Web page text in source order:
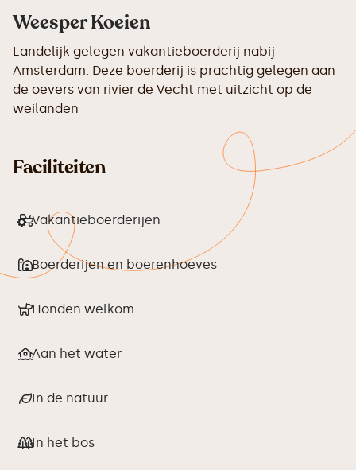
Weesper Koeien
Landelijk gelegen vakantieboerderij nabij
Amsterdam. Deze boerderij is prachtig gelegen aan
de oevers van rivier de Vecht met uitzicht op de
weilanden
Faciliteiten
Vakantieboerderijen
Boerderijen en boerenhoeves
Honden welkom
Aan het water
In de natuur
In het bos